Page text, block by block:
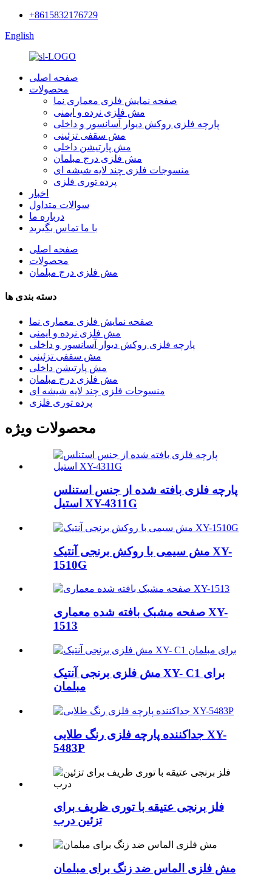
+8615832176729
English
صفحه اصلی
محصولات
صفحه نمایش فلزی معماری نما
مش فلزی نرده و ایمنی
پارچه فلزی روکش دیوار آسانسور و داخلی
مش سقفی تزئینی
مش پارتیشن داخلی
مش فلزی درج مبلمان
منسوجات فلزی چند لایه شیشه ای
پرده توری فلزی
اخبار
سوالات متداول
درباره ما
با ما تماس بگیرید
صفحه اصلی
محصولات
مش فلزی درج مبلمان
دسته بندی ها
صفحه نمایش فلزی معماری نما
مش فلزی نرده و ایمنی
پارچه فلزی روکش دیوار آسانسور و داخلی
مش سقفی تزئینی
مش پارتیشن داخلی
مش فلزی درج مبلمان
منسوجات فلزی چند لایه شیشه ای
پرده توری فلزی
محصولات ویژه
پارچه فلزی بافته شده از جنس استنلس
استیل XY-4311G
مش سیمی با روکش برنجی آنتیک XY-
1510G
صفحه مشبک بافته شده معماری XY-
1513
مش فلزی برنجی آنتیک XY- C1 برای
مبلمان
جداکننده پارچه فلزی رنگ طلایی XY-
5483P
فلز برنجی عتیقه با توری ظریف برای
تزئین درب
مش فلزی الماس ضد زنگ برای مبلمان